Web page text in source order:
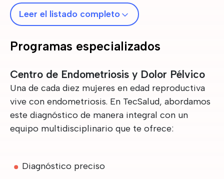
Leer el listado completo
Programas especializados
Centro de Endometriosis y Dolor Pélvico
Una de cada diez mujeres en edad reproductiva
vive con endometriosis. En TecSalud, abordamos
este diagnóstico de manera integral con un
equipo multidisciplinario que te ofrece:
Diagnóstico preciso